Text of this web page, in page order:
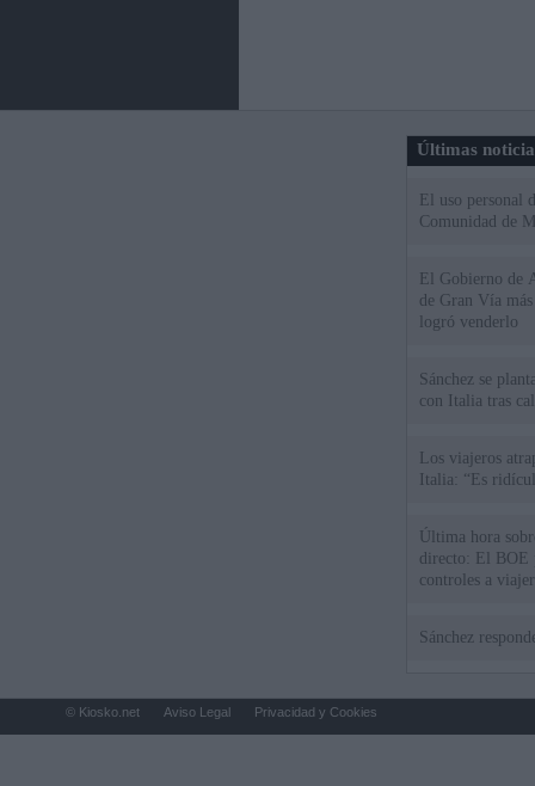
Últimas
El uso personal
Comunidad de
El Gobierno de
de Gran Vía
logró venderlo
Sánchez se
con Italia tras
Los viajeros
Italia: “Es
Última hora
directo: El BOE
controles a
Sánchez
© Kiosko.net Aviso Legal Privacidad y Cookies